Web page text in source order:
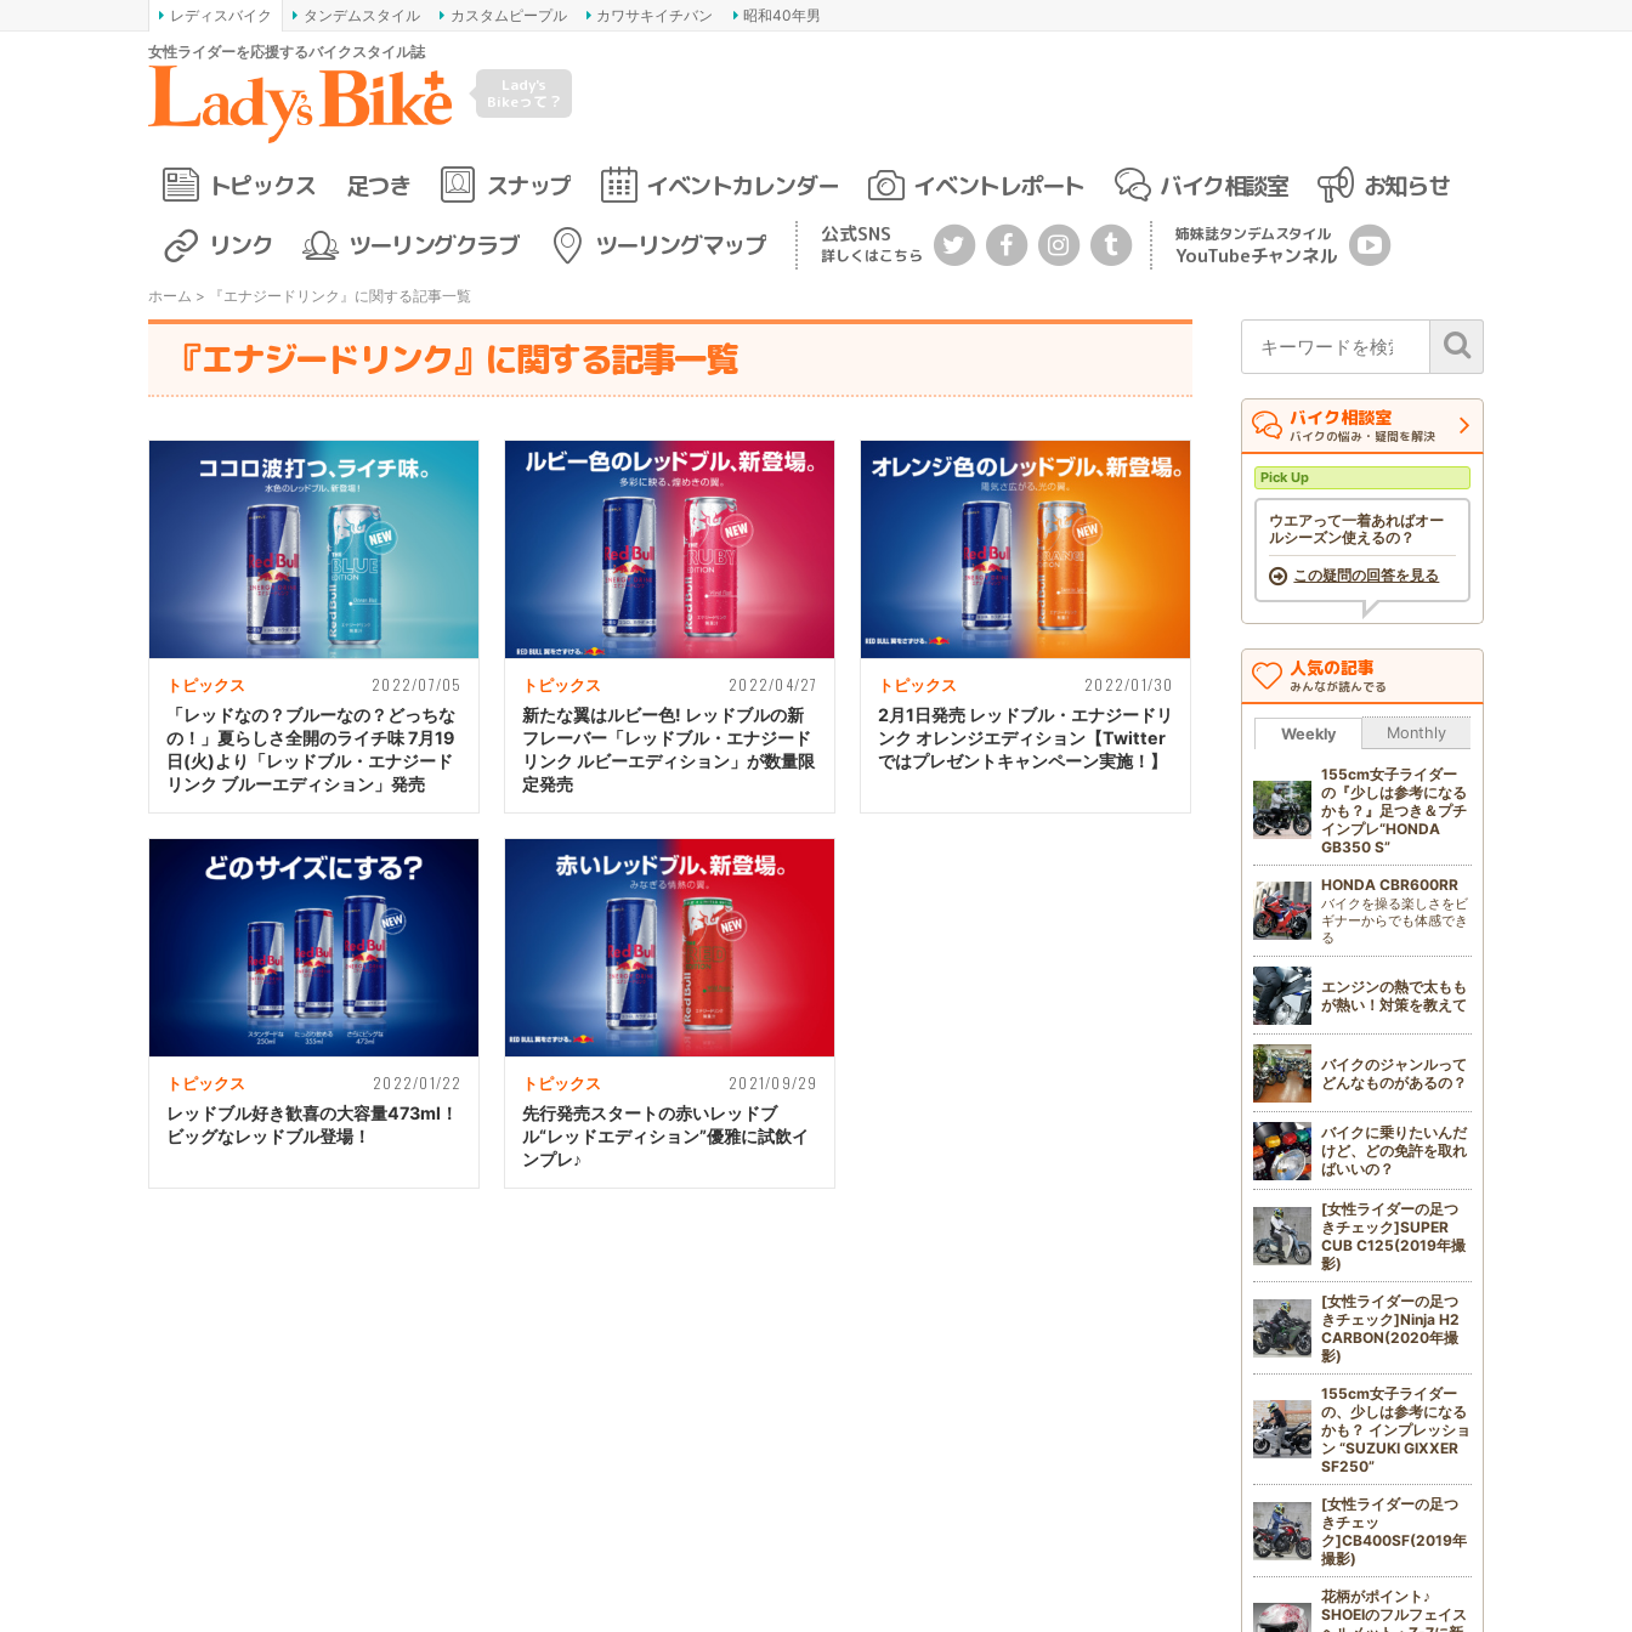
レディスバイク タンデムスタイル カスタムピープル カワサキイチバン
昭和40年男
女性ライダーを応援するバイクスタイル誌
Lady's
Bikeって？
トピックス 足つき スナップ イベントカレンダー イベントレポート バイク相談室
お知らせ
リンク
ツーリングクラブ ツーリングマップ 公式SNS
詳しくはこちら
姉妹誌タンデムスタイル
YouTubeチャンネル
ホーム > 『エナジードリンク』に関する記事一覧
『エナジードリンク』に関する記事一覧
トピックス 2022/07/05
「レッドなの？ブルーなの？どっちな
の！」夏らしさ全開のライチ味 7月19
日(火)より「レッドブル・エナジード
リンク ブルーエディション」発売
トピックス 2022/04/27
新たな翼はルビー色! レッドブルの新
フレーバー「レッドブル・エナジード
リンク ルビーエディション」が数量限
定発売
トピックス 2022/01/30
2月1日発売 レッドブル・エナジードリ
ンク オレンジエディション【Twitter
ではプレゼントキャンペーン実施！】
トピックス 2022/01/22
レッドブル好き歓喜の大容量473ml！
ビッグなレッドブル登場！
トピックス 2021/09/29
先行発売スタートの赤いレッドブ
ル“レッドエディション”優雅に試飲イ
ンプレ♪
バイク相談室
バイクの悩み・疑問を解決
Pick Up
ウエアって一着あればオー
ルシーズン使えるの？
この疑問の回答を見る
人気の記事
みんなが読んでる
Weekly Monthly
155cm女子ライダー
の『少しは参考になる
かも？』足つき＆プチ
インプレ“HONDA
GB350 S”
HONDA CBR600RR
バイクを操る楽しさをビ
ギナーからでも体感でき
る
エンジンの熱で太もも
が熱い！対策を教えて
バイクのジャンルって
どんなものがあるの？
バイクに乗りたいんだ
けど、どの免許を取れ
ばいいの？
[女性ライダーの足つ
きチェック]SUPER
CUB C125(2019年撮
影)
[女性ライダーの足つ
きチェック]Ninja H2
CARBON(2020年撮
影)
155cm女子ライダー
の、少しは参考になる
かも？ インプレッショ
ン “SUZUKI GIXXER
SF250”
[女性ライダーの足つ
きチェッ
ク]CB400SF(2019年
撮影)
花柄がポイント♪
SHOEIのフルフェイス